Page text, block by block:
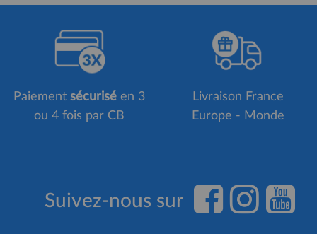
Paiement sécurisé en 3
ou 4 fois par CB
Livraison France
Europe - Monde
Suivez-nous sur